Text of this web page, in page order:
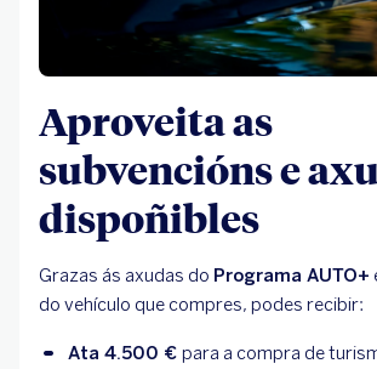
Aproveita as
subvencións e
dispoñibles
Grazas ás axudas do Programa AUTO+
do vehículo que compres, podes recibir:
Ata 4.500 € para a compra de